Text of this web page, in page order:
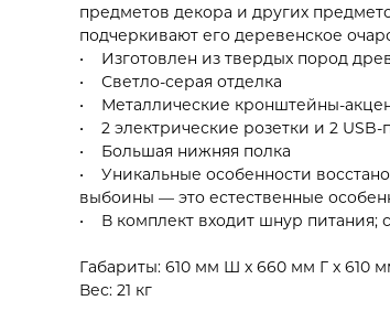
предметов декора и других
подчеркивают его деревенское
• Изготовлен из твердых пород
• Светло-серая отделка
• Металлические кронштейны-
• 2 электрические розетки и 2 USB-
• Большая нижняя полка
• Уникальные особенности
выбоины — это естественные
• В комплект входит шнур питания;
Габариты: 610 мм Ш x 660 мм Г x 610
Вес: 21 кг